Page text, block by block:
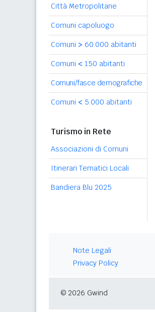
Città Metropolitane
Comuni capoluogo
Comuni > 60.000 abitanti
Comuni < 150 abitanti
Comuni/fasce demografiche
Comuni < 5.000 abitanti
Turismo in Rete
Associazioni di Comuni
Itinerari Tematici Locali
Bandiera Blu 2025
Note Legali
Privacy Policy
© 2026 Gwind